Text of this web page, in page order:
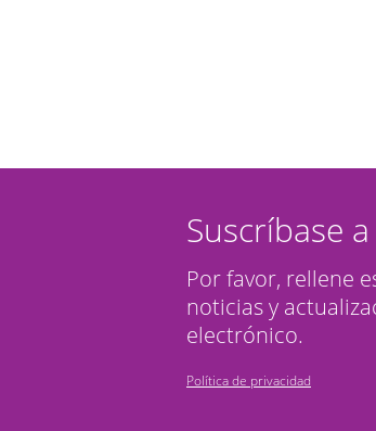
Suscríbase
Por favor, rellene
noticias y
electrónico.
Política de privacidad